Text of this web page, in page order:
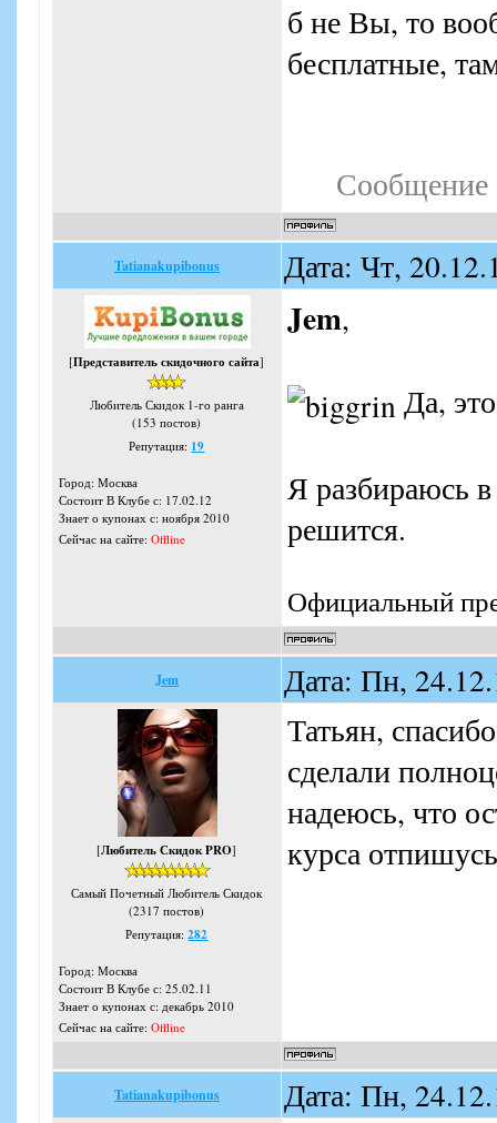
б не Вы, то
бесплатные,
Сообщение
Tatianakupibonus Дата: Чт,
[Представитель скидочного сайта]
Любитель Скидок 1-го ранга
(153 постов)
Репутация: 19
Город: Москва
Состоит В Клубе с: 17.02.12
Знает о купонах с: ноября 2010
Сейчас на сайте: Offline
Jem,
Да,
Я разбираюсь
решится.
Официальный
Jem Дата: Пн,
[Любитель Скидок PRO]
Самый Почетный Любитель Скидок
(2317 постов)
Репутация:282
Город: Москва
Состоит В Клубе с: 25.02.11
Знает о купонах с: декабрь 2010
Сейчас на сайте: Offline
Татьян,
сделали
надеюсь, что
курса
Tatianakupibonus Дата: Пн,